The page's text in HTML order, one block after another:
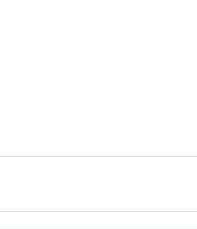
of postcode